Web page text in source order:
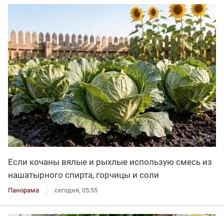
Если кочаны вялые и рыхлые использую смесь из
нашатырного спирта, горчицы и соли
Панорама сегодня, 05:55